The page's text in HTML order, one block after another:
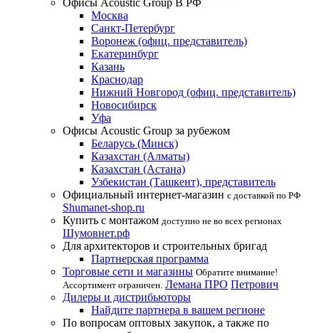
Офисы Acoustic Group В РФ
Москва
Санкт-Петербург
Воронеж (офиц. представитель)
Екатеринбург
Казань
Краснодар
Нижний Новгород (офиц. представитель)
Новосибирск
Уфа
Офисы Acoustic Group за рубежом
Беларусь (Минск)
Казахстан (Алматы)
Казахстан (Астана)
Узбекистан (Ташкент), представитель
Официальный интернет-магазин с доставкой по РФ
Shumanet-shop.ru
Купить с монтажом доступно не во всех регионах
Шумовнет.рф
Для архитекторов и строительных бригад
Партнерская программа
Торговые сети и магазины Обратите внимание!
Ассортимент ограничен. Лемана ПРО Петрович
Дилеры и дистрибьюторы
Найдите партнера в вашем регионе
По вопросам оптовых закупок, а также по